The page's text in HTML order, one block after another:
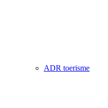
ADR toerisme